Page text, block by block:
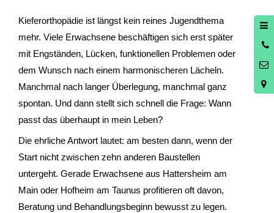
Kieferorthopädie ist längst kein reines Jugendthema
mehr. Viele Erwachsene beschäftigen sich erst später
mit Engständen, Lücken, funktionellen Problemen oder
dem Wunsch nach einem harmonischeren Lächeln.
Manchmal nach langer Überlegung, manchmal ganz
spontan. Und dann stellt sich schnell die Frage: Wann
passt das überhaupt in mein Leben?
Die ehrliche Antwort lautet: am besten dann, wenn der
Start nicht zwischen zehn anderen Baustellen
untergeht. Gerade Erwachsene aus Hattersheim am
Main oder Hofheim am Taunus profitieren oft davon,
Beratung und Behandlungsbeginn bewusst zu legen.